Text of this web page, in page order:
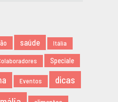
2019
2019
2019
2019
2019
saúde Itália
Speciale
Eventos dicas